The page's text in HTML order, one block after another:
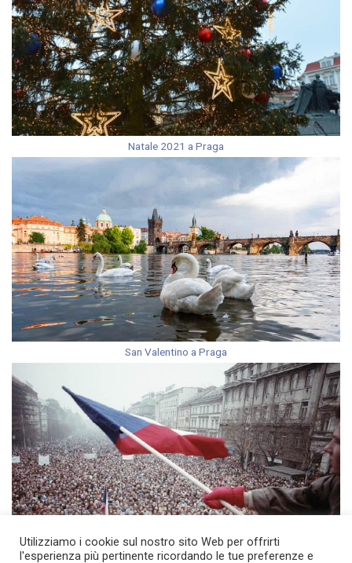
Natale 2021 a Praga
San Valentino a Praga
17 Novembre Repubblica Ceca
Utilizziamo i cookie sul nostro sito Web per offrirti
l'esperienza più pertinente ricordando le tue preferenze e